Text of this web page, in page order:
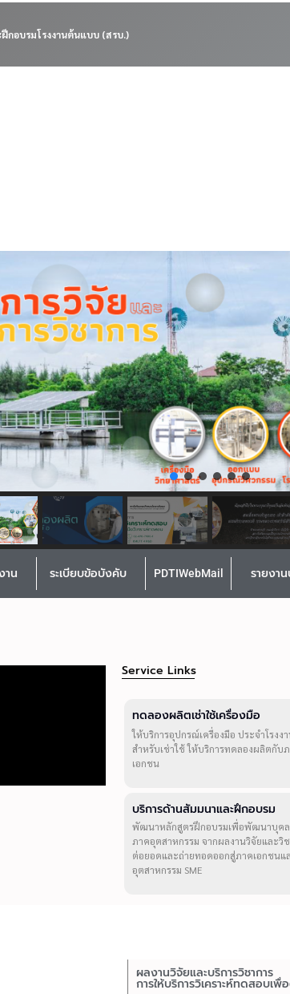
กอบรมโรงงานต้นแบบ (สรบ.)
าน ระเบียบข้อบังคับ PDTIWebMail รายงาน
Service Links
ทดลองผลิตเช่าใช้เครื่องมือ
ให้บริการอุปกรณ์เครื่องมือ ประจำโรงง
สำหรับเช่าใช้ ให้บริการทดลองผลิตกับ
เอกชน
บริการด้านสัมมนาและฝึกอบรม
พัฒนาหลักสูตรฝึกอบรมเพื่อพัฒนาบุคล
ภาคอุตสาหกรรม จากผลงานวิจัยและวิ
ต่อยอดและถ่ายทอดออกสู่ภาคเอกชนแ
อุตสาหกรรม SME
ผลงานวิจัยและบริการวิชาการ
การให้บริการวิเคราะห์ทดสอบเ